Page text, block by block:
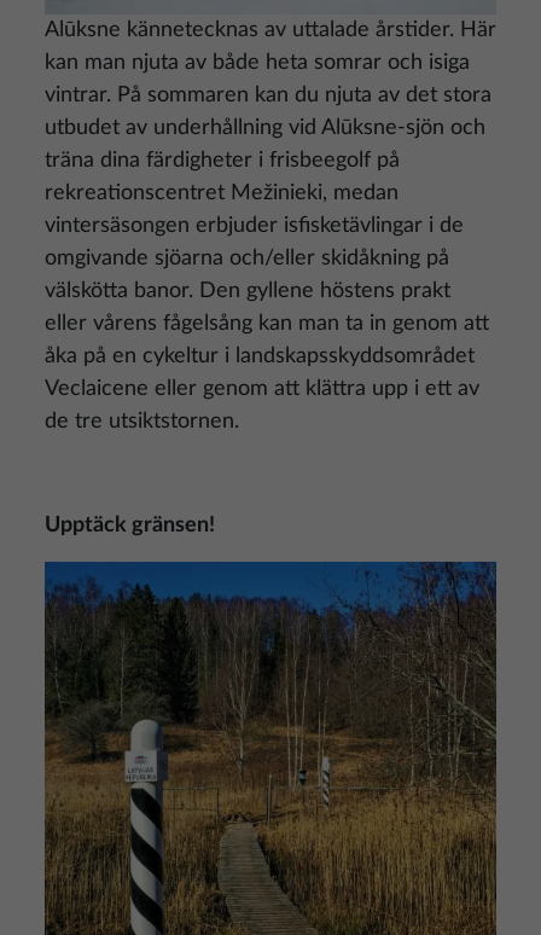
Alūksne kännetecknas av uttalade årstider. Här
kan man njuta av både heta somrar och isiga
vintrar. På sommaren kan du njuta av det stora
utbudet av underhållning vid Alūksne-sjön och
träna dina färdigheter i frisbeegolf på
rekreationscentret Mežinieki, medan
vintersäsongen erbjuder isfisketävlingar i de
omgivande sjöarna och/eller skidåkning på
välskötta banor. Den gyllene höstens prakt
eller vårens fågelsång kan man ta in genom att
åka på en cykeltur i landskapsskyddsområdet
Veclaicene eller genom att klättra upp i ett av
de tre utsiktstornen.
Upptäck gränsen!